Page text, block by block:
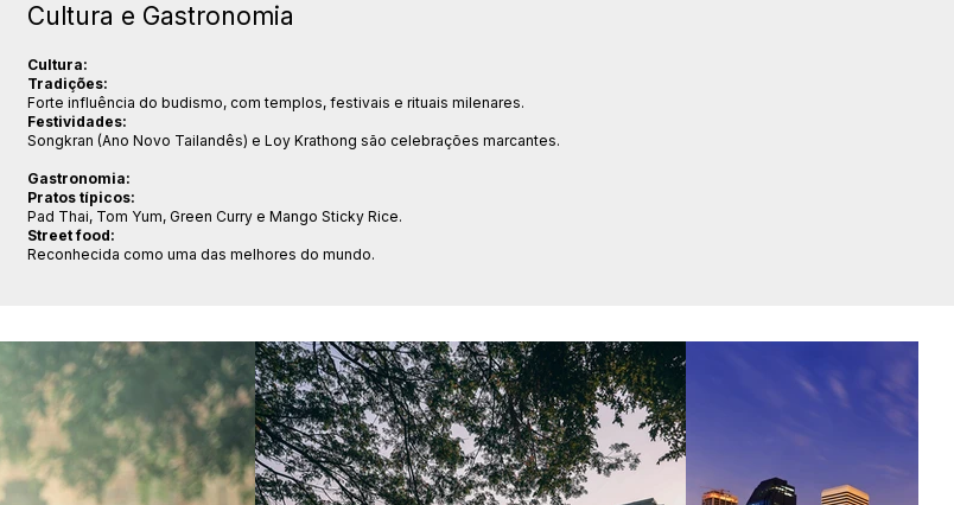
Cultura e Gastronomia
Cultura:
Tradições:
Forte influência do budismo, com templos, festivais e rituais milenares.
Festividades:
Songkran (Ano Novo Tailandês) e Loy Krathong são celebrações marcantes.
Gastronomia:
Pratos típicos:
Pad Thai, Tom Yum, Green Curry e Mango Sticky Rice.
Street food:
Reconhecida como uma das melhores do mundo.